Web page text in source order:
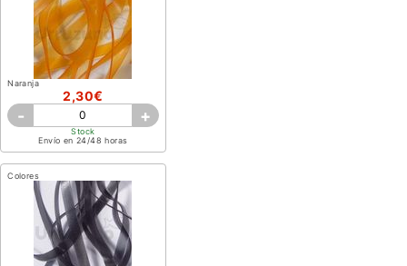
Naranja
2,30€
- +
Stock
Envío en 24/48 horas
Colores